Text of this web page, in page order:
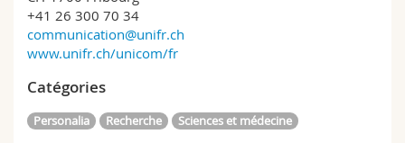
+41 26 300 70 34
communication@unifr.ch
www.unifr.ch/unicom/fr
Catégories
Personalia Recherche Sciences et médecine